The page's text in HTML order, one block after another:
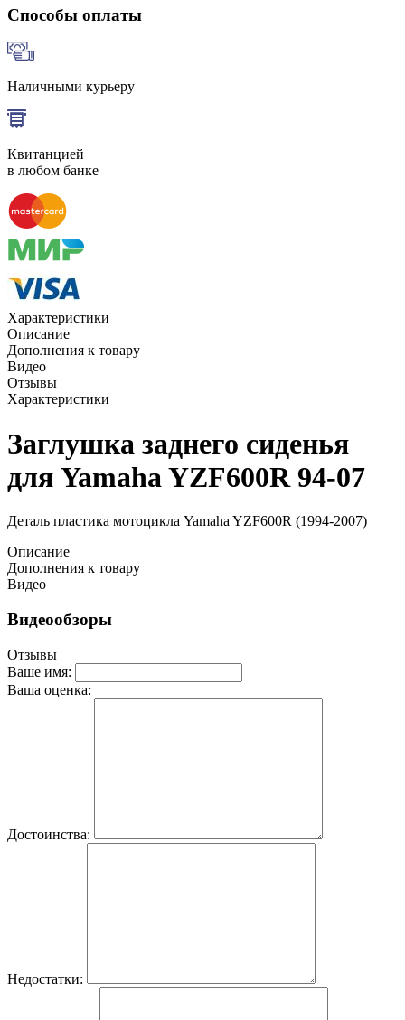
Способы оплаты
Наличными курьеру
Квитанцией
в любом банке
Характеристики
Описание
Дополнения к товару
Видео
Отзывы
Характеристики
Заглушка заднего сиденья
для Yamaha YZF600R 94-07
Деталь пластика мотоцикла Yamaha YZF600R (1994-2007)
Описание
Дополнения к товару
Видео
Видеообзоры
Отзывы
Ваше имя:
Ваша оценка:
Достоинства:
Недостатки: